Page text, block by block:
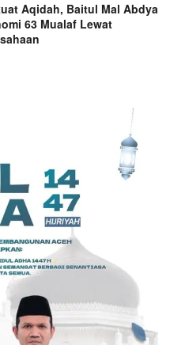
Aqidah, Baitul Mal Abdya
63 Mualaf Lewat